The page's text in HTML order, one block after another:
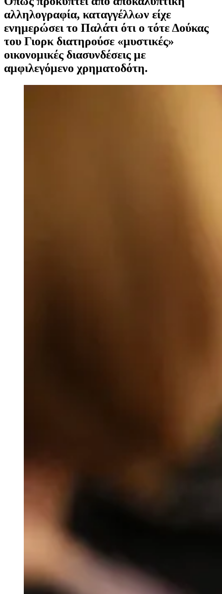
αλληλογραφία, καταγγέλλων είχε
ενημερώσει το Παλάτι ότι ο τότε Δούκας
του Γιορκ διατηρούσε «μυστικές»
οικονομικές διασυνδέσεις με
αμφιλεγόμενο χρηματοδότη.